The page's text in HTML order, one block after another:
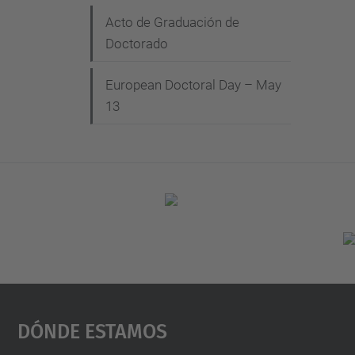
Acto de Graduación de
Doctorado
European Doctoral Day – May
13
Dónde Estamos